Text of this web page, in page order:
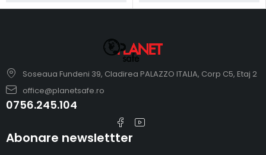
Soseaua Fundeni 39, Cladirea PALAZZO ITALIA, Corp C5, Etaj 2
office@planetsafe.ro
0756.245.104
Abonare newslettter